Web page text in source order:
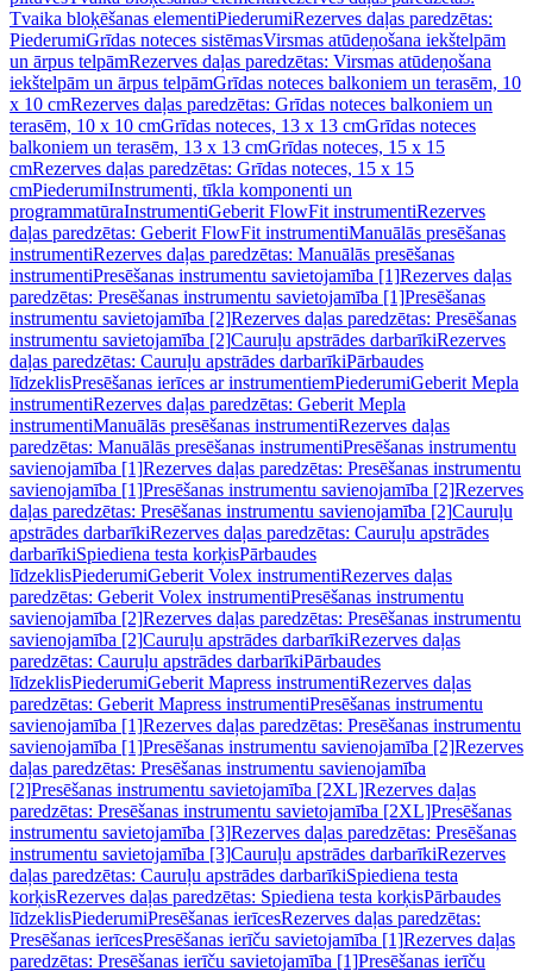
Tvaika bloķēšanas elementiPiederumiRezerves daļas paredzētas:
PiederumiGrīdas noteces sistēmasVirsmas atūdeņošana iekštelpām
un ārpus telpāmRezerves daļas paredzētas: Virsmas atūdeņošana
iekštelpām un ārpus telpāmGrīdas noteces balkoniem un terasēm, 10
x 10 cmRezerves daļas paredzētas: Grīdas noteces balkoniem un
terasēm, 10 x 10 cmGrīdas noteces, 13 x 13 cmGrīdas noteces
balkoniem un terasēm, 13 x 13 cmGrīdas noteces, 15 x 15
cmRezerves daļas paredzētas: Grīdas noteces, 15 x 15
cmPiederumiInstrumenti, tīkla komponenti un
programmatūraInstrumentiGeberit FlowFit instrumentiRezerves
daļas paredzētas: Geberit FlowFit instrumentiManuālās presēšanas
instrumentiRezerves daļas paredzētas: Manuālās presēšanas
instrumentiPresēšanas instrumentu savietojamība [1]Rezerves daļas
paredzētas: Presēšanas instrumentu savietojamība [1]Presēšanas
instrumentu savietojamība [2]Rezerves daļas paredzētas: Presēšanas
instrumentu savietojamība [2]Cauruļu apstrādes darbarīkiRezerves
daļas paredzētas: Cauruļu apstrādes darbarīkiPārbaudes
līdzeklisPresēšanas ierīces ar instrumentiemPiederumiGeberit Mepla
instrumentiRezerves daļas paredzētas: Geberit Mepla
instrumentiManuālās presēšanas instrumentiRezerves daļas
paredzētas: Manuālās presēšanas instrumentiPresēšanas instrumentu
savienojamība [1]Rezerves daļas paredzētas: Presēšanas instrumentu
savienojamība [1]Presēšanas instrumentu savienojamība [2]Rezerves
daļas paredzētas: Presēšanas instrumentu savienojamība [2]Cauruļu
apstrādes darbarīkiRezerves daļas paredzētas: Cauruļu apstrādes
darbarīkiSpiediena testa korķisPārbaudes
līdzeklisPiederumiGeberit Volex instrumentiRezerves daļas
paredzētas: Geberit Volex instrumentiPresēšanas instrumentu
savienojamība [2]Rezerves daļas paredzētas: Presēšanas instrumentu
savienojamība [2]Cauruļu apstrādes darbarīkiRezerves daļas
paredzētas: Cauruļu apstrādes darbarīkiPārbaudes
līdzeklisPiederumiGeberit Mapress instrumentiRezerves daļas
paredzētas: Geberit Mapress instrumentiPresēšanas instrumentu
savienojamība [1]Rezerves daļas paredzētas: Presēšanas instrumentu
savienojamība [1]Presēšanas instrumentu savienojamība [2]Rezerves
daļas paredzētas: Presēšanas instrumentu savienojamība
[2]Presēšanas instrumentu savietojamība [2XL]Rezerves daļas
paredzētas: Presēšanas instrumentu savietojamība [2XL]Presēšanas
instrumentu savietojamība [3]Rezerves daļas paredzētas: Presēšanas
instrumentu savietojamība [3]Cauruļu apstrādes darbarīkiRezerves
daļas paredzētas: Cauruļu apstrādes darbarīkiSpiediena testa
korķisRezerves daļas paredzētas: Spiediena testa korķisPārbaudes
līdzeklisPiederumiPresēšanas ierīcesRezerves daļas paredzētas:
Presēšanas ierīcesPresēšanas ierīču savietojamība [1]Rezerves daļas
paredzētas: Presēšanas ierīču savietojamība [1]Presēšanas ierīču